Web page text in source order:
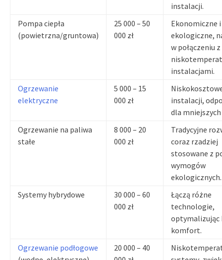
instalacji.
Pompa ciepła
(powietrzna/gruntowa)
25 000 – 50
000 zł
Ekonomiczne i
ekologiczne,
w połączeniu z
instalacjami.
Ogrzewanie
elektryczne
5 000 – 15
000 zł
instalacji,
dla
Ogrzewanie na paliwa
stałe
8 000 – 20
000 zł
Tradycyjne
coraz rzadziej
stosowane z
wymogów
ekologicznych.
Systemy hybrydowe
30 000 – 60
000 zł
Łączą różne
technologie,
optymalizując
komfort.
Ogrzewanie podłogowe
20 000 – 40